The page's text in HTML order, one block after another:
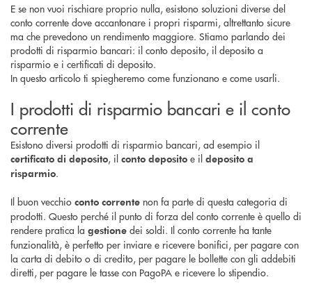
E se non vuoi rischiare proprio nulla, esistono soluzioni diverse del
conto corrente dove accantonare i propri risparmi, altrettanto sicure
ma che prevedono un rendimento maggiore. Stiamo parlando dei
prodotti di risparmio bancari: il conto deposito, il deposito a
risparmio e i certificati di deposito.
In questo articolo ti spiegheremo come funzionano e come usarli.
I prodotti di risparmio bancari e il conto
corrente
Esistono diversi prodotti di risparmio bancari, ad esempio il
certificato di deposito, il conto deposito e il deposito a
risparmio.
Il buon vecchio conto corrente non fa parte di questa categoria di
prodotti. Questo perché il punto di forza del conto corrente è quello di
rendere pratica la gestione dei soldi. Il conto corrente ha tante
funzionalità, è perfetto per inviare e ricevere bonifici, per pagare con
la carta di debito o di credito, per pagare le bollette con gli addebiti
diretti, per pagare le tasse con PagoPA e ricevere lo stipendio.